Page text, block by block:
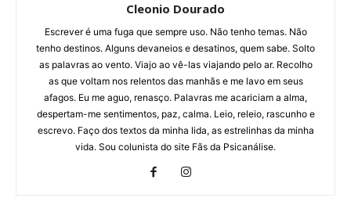
Cleonio Dourado
Escrever é uma fuga que sempre uso. Não tenho temas. Não
tenho destinos. Alguns devaneios e desatinos, quem sabe. Solto
as palavras ao vento. Viajo ao vê-las viajando pelo ar. Recolho
as que voltam nos relentos das manhãs e me lavo em seus
afagos. Eu me aguo, renasço. Palavras me acariciam a alma,
despertam-me sentimentos, paz, calma. Leio, releio, rascunho e
escrevo. Faço dos textos da minha lida, as estrelinhas da minha
vida. Sou colunista do site Fãs da Psicanálise.